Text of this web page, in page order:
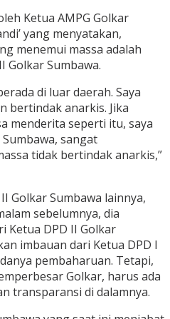
Ketua AMPG Golkar
yang menyatakan,
menemui massa adalah
Golkar Sumbawa.
di luar daerah. Saya
bertindak anarkis. Jika
menderita seperti itu, saya
sangat
tidak bertindak anarkis,”
Golkar Sumbawa lainnya,
sebelumnya, dia
Ketua DPD II Golkar
imbauan dari Ketua DPD I
pembaharuan. Tetapi,
Golkar, harus ada
transparansi di dalamnya.